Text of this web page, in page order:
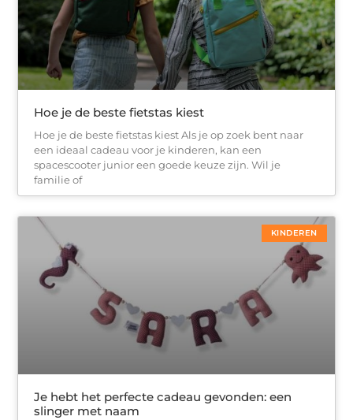
Hoe je de beste fietstas kiest
Hoe je de beste fietstas kiest Als je op zoek bent naar
een ideaal cadeau voor je kinderen, kan een
spacescooter junior een goede keuze zijn. Wil je
familie of
KINDEREN
Je hebt het perfecte cadeau gevonden: een
slinger met naam